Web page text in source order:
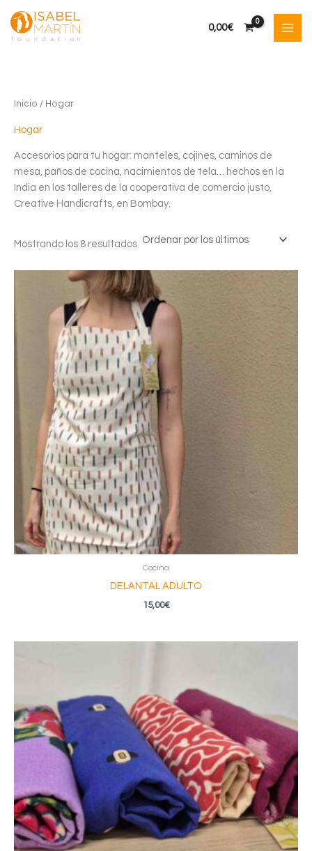
contenido
0,00€
Inicio / Hogar
Hogar
Accesorios para tu hogar: manteles, cojines, caminos de
mesa, paños de cocina, nacimientos de tela… hechos en la
India en los talleres de la cooperativa de comercio justo,
Creative Handicrafts, en Bombay.
Mostrando los 8 resultadosOrdenado
últimos
Cocina
DELANTAL ADULTO
15,00€